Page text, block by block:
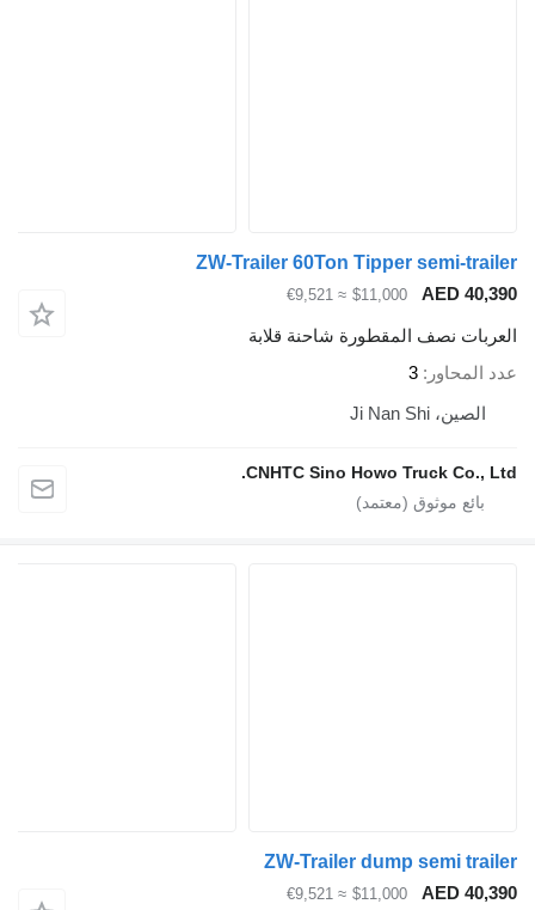
ZW-Trailer 60Ton Tipper semi-
AED
$11,000
≈ €9,521
نصف المقطورة شاحنة قلابة
المحاور 3
الصين، Ji Nan Shi
CNHTC Sino Howo Truck Co.,
ZW-Trailer dump semi
AED
$11,000
≈ €9,521